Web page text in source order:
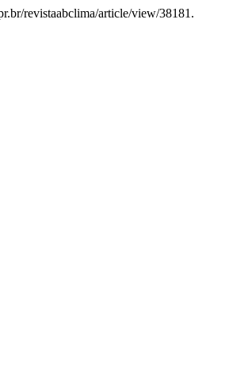
revistaabclima/article/view/38181.